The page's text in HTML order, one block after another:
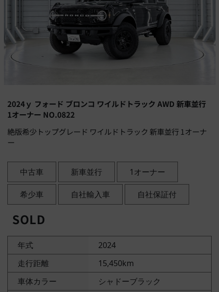
2024ｙ フォード ブロンコ ワイルドトラック AWD 新車並行
1オーナー NO.0822
絶版希少トップグレード ワイルドトラック 新車並行 1オーナ
ー
中古車 新車並行 1オーナー
希少車 自社輸入車 自社保証付
SOLD
年式
2024
走行距離
15,450km
車体カラー
シャドーブラック